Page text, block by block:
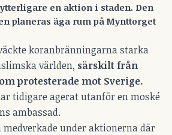
en aktion i staden. Den
planeras äga rum på Mynttorget
koranbränningarna starka
världen, särskilt från
protesterade mot Sverige.
tidigare agerat utanför en moské
ambassad.
medverkade under aktionerna där